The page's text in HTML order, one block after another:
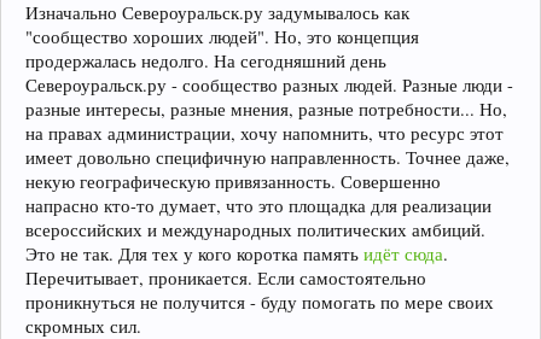
Изначально Североуральск.ру задумывалось как
"сообщество хороших людей". Но, это концепция
продержалась недолго. На сегодняшний день
Североуральск.ру - сообщество разных людей. Разные люди -
разные интересы, разные мнения, разные потребности... Но,
на правах администрации, хочу напомнить, что ресурс этот
имеет довольно специфичную направленность. Точнее даже,
некую географическую привязанность. Совершенно
напрасно кто-то думает, что это площадка для реализации
всероссийских и международных политических амбиций.
Это не так. Для тех у кого коротка память идёт сюда.
Перечитывает, проникается. Если самостоятельно
проникнуться не получится - буду помогать по мере своих
скромных сил.